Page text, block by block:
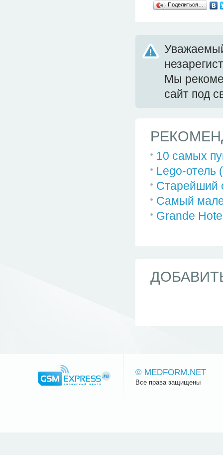
Поделиться…
Мы
сайт под
10 самых
Lego-отель
Старейший
Самый
Grande
© MEDFORM.NET
Все права защищены